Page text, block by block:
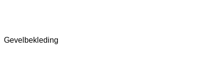
Gevelbekleding